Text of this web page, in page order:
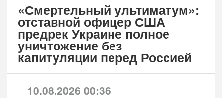
«Смертельный ультиматум»:
отставной офицер США
предрек Украине полное
уничтожение без
капитуляции перед Россией
10.08.2026 00:36